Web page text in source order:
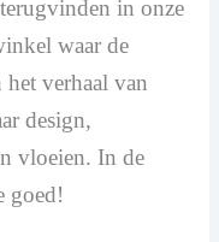
in onze
waar de
verhaal van
design,
vloeien. In de
goed!